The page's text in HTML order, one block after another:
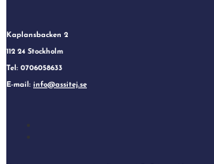
Kaplansbacken 2
112 24 Stockholm
Tel: 0706058633
E-mail: info@assitej.se